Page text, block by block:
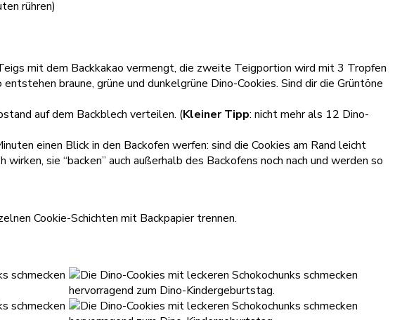
rühren)
mit dem Backkakao vermengt, die zweite Teigportion wird mit 3 Tropfen
braune, grüne und dunkelgrüne Dino-Cookies. Sind dir die Grüntöne
auf dem Backblech verteilen. (Kleiner Tipp: nicht mehr als 12 Dino-
einen Blick in den Backofen werfen: sind die Cookies am Rand leicht
sie “backen” auch außerhalb des Backofens noch nach und werden so
Cookie-Schichten mit Backpapier trennen.